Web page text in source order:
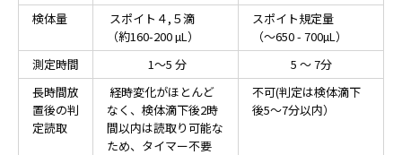
検体量
スポイト４,５滴
（約160-200 µL）
スポイト規定量
（～650 - 700µL）
測定時間
1～5 分
5 ～ 7分
長時間放
置後の判
定読取
経時変化がほとんど
なく、検体滴下後2時
間以内は読取り可能な
ため、タイマー不要
不可(判定は検体滴下
後5～7分以内）